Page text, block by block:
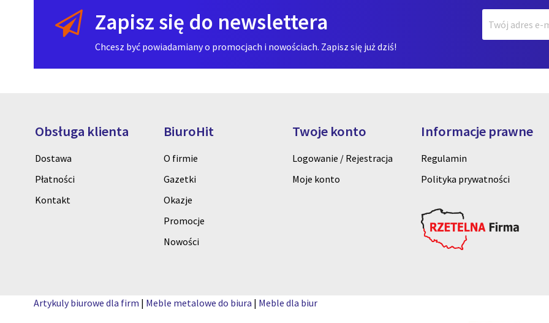
Zapisz się do newslettera
Chcesz być powiadamiany o promocjach i nowościach. Zapisz się już dziś!
Obsługa klienta
Dostawa
Płatności
Kontakt
BiuroHit
O firmie
Gazetki
Okazje
Promocje
Nowości
Twoje konto
Logowanie / Rejestracja
Moje konto
Informacje prawne
Regulamin
Polityka prywatności
Artykuly biurowe dla firm | Meble metalowe do biura | Meble dla biur